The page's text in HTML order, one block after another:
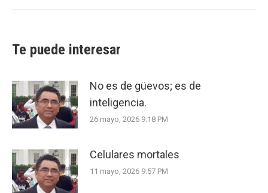
Te puede interesar
No es de güevos; es de
inteligencia.
26 mayo, 2026 9:18 PM
Celulares mortales
11 mayo, 2026 9:57 PM